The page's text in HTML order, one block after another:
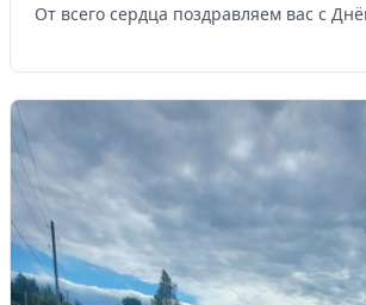
От всего сердца поздравляем вас с